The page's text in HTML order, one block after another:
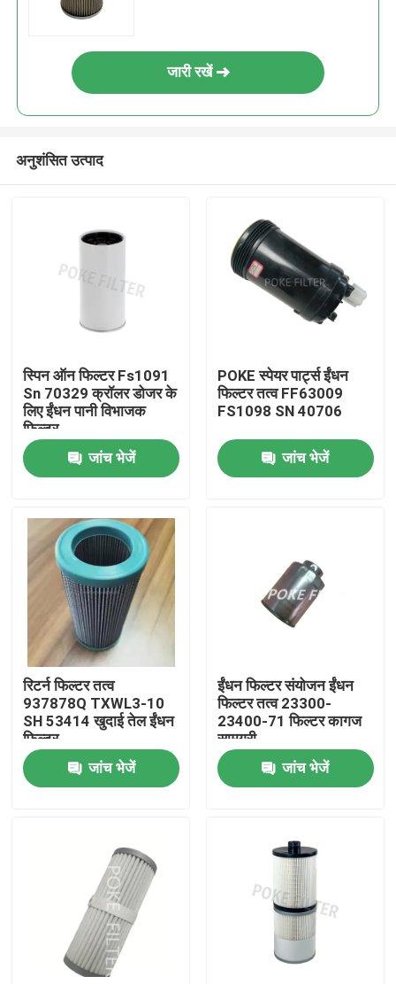
होम
हमारे बारे में
संपर्क
उत्पाद
वीडियो
हाइड्रोलिक फ़िल्टर तत्व
ईंधन फिल्टर तत्व
एयर फिल्टर तत्व
वैक्यूम पंप फ़िल्टर कारतूस
जारी रखें
अनुशंसित उत्पाद
स्पिन ऑन फिल्टर Fs1091
Sn 70329 क्रॉलर डोजर के
लिए ईंधन पानी विभाजक
फिल्टर
जांच भेजें
POKE स्पेयर पार्ट्स ईंधन
फिल्टर तत्व FF63009
FS1098 SN 40706
जांच भेजें
रिटर्न फिल्टर तत्व
937878Q TXWL3-10
SH 53414 खुदाई तेल ईंधन
फिल्टर
जांच भेजें
ईंधन फिल्टर संयोजन ईंधन
फिल्टर तत्व 23300-
23400-71 फिल्टर कागज
सामग्री
जांच भेजें